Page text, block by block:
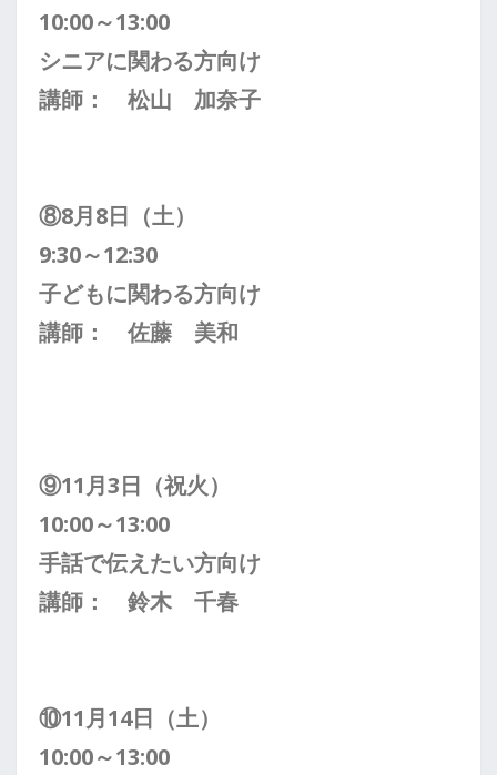
10:00～13:00
シニアに関わる方向け
講師： 松山 加奈子
⑧8月8日（土）
9:30～12:30
子どもに関わる方向け
講師： 佐藤 美和
⑨11月3日（祝火）
10:00～13:00
手話で伝えたい方向け
講師： 鈴木 千春
⑩11月14日（土）
10:00～13:00